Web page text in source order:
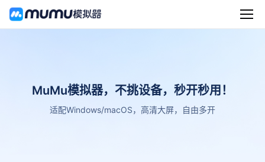
MuMu模拟器，不挑设备，秒开秒用！
适配Windows/macOS，高清大屏，自由多开